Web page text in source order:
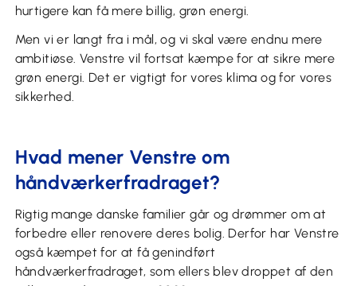
hurtigere kan få mere billig, grøn energi.
Men vi er langt fra i mål, og vi skal være endnu mere
ambitiøse. Venstre vil fortsat kæmpe for at sikre mere
grøn energi. Det er vigtigt for vores klima og for vores
sikkerhed.
Hvad mener Venstre om
håndværkerfradraget?
Rigtig mange danske familier går og drømmer om at
forbedre eller renovere deres bolig. Derfor har Venstre
også kæmpet for at få genindført
håndværkerfradraget, som ellers blev droppet af den